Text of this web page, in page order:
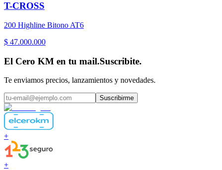
T-CROSS
200 Highline Bitono AT6
$ 47.000.000
El Cero KM en tu mail.Suscribite.
Te enviamos precios, lanzamientos y novedades.
Suscribirme
+
+